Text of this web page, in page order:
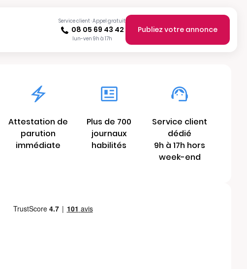
Service client · Appel gratuit
08 05 69 43 42
lun-ven 9h à 17h
Publiez votre annonce
Attestation de
parution
immédiate
Plus de 700
journaux
habilités
Service client
dédié
9h à 17h hors
week-end